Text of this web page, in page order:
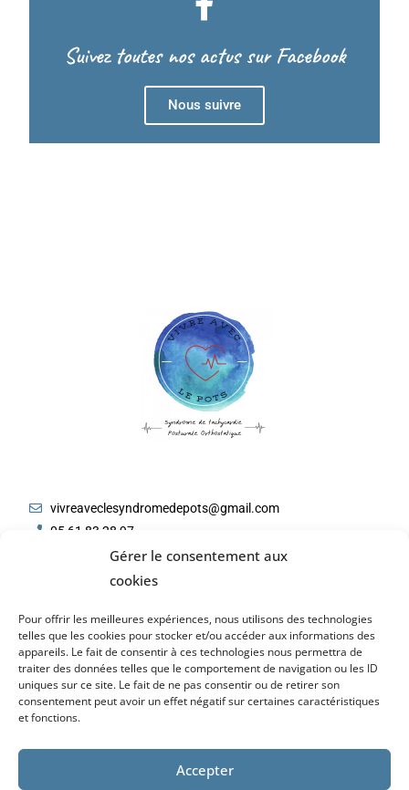
Gérer le consentement aux
cookies
Pour offrir les meilleures expériences, nous utilisons des technologies
telles que les cookies pour stocker et/ou accéder aux informations des
appareils. Le fait de consentir à ces technologies nous permettra de
traiter des données telles que le comportement de navigation ou les ID
uniques sur ce site. Le fait de ne pas consentir ou de retirer son
consentement peut avoir un effet négatif sur certaines caractéristiques
et fonctions.
Accepter
Suivez toutes nos actus sur Facebook
Nous suivre
vivreaveclesyndromedepots@gmail.com
05 61 83 28 97